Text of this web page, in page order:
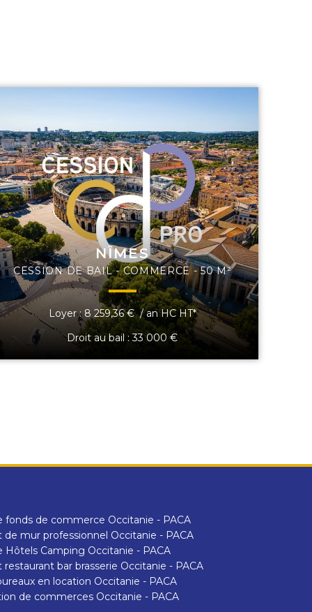
NÎMES
CESSION DE BAIL - COMMERCE - 50 M²
Loyer : 8 259,36 € / an HC HT*
Droit au bail : 33 000 €
fonds de commerce Occitanie - PACA
de mur professionnel Occitanie - PACA
Hôtels Camping Occitanie - PACA
restaurant bar brasserie Occitanie - PACA
en location Occitanie - PACA
de commerces Occitanie - PACA